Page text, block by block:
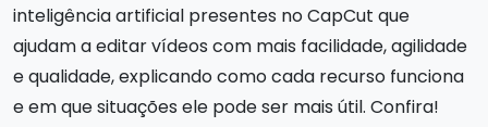
inteligência artificial presentes no CapCut que
ajudam a editar vídeos com mais facilidade, agilidade
e qualidade, explicando como cada recurso funciona
e em que situações ele pode ser mais útil. Confira!